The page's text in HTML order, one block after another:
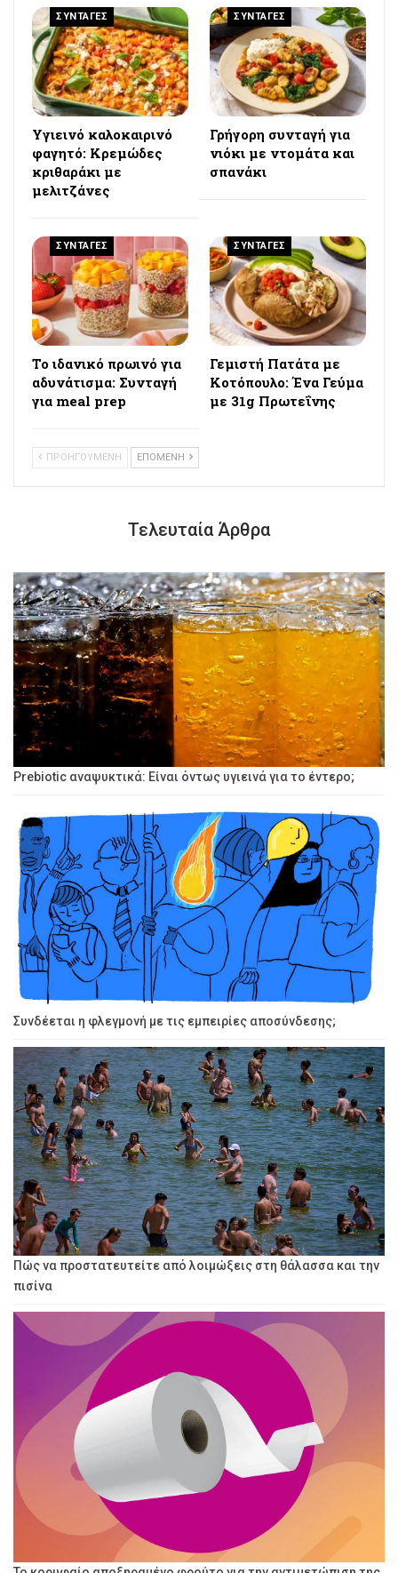
ΣΥΝΤΑΓΕΣ
Υγιεινό καλοκαιρινό
φαγητό: Κρεμώδες
κριθαράκι με
μελιτζάνες
ΣΥΝΤΑΓΕΣ
Γρήγορη συνταγή για
νιόκι με ντομάτα και
σπανάκι
ΣΥΝΤΑΓΕΣ
Το ιδανικό πρωινό για
αδυνάτισμα: Συνταγή
για meal prep
ΣΥΝΤΑΓΕΣ
Γεμιστή Πατάτα με
Κοτόπουλο: Ένα Γεύμα
με 31g Πρωτεΐνης
ΠΡΟΗΓΟΥΜΕΝΗ ΕΠΟΜΕΝΗ
Τελευταία Άρθρα
Prebiotic αναψυκτικά: Είναι όντως υγιεινά για το έντερο;
Συνδέεται η φλεγμονή με τις εμπειρίες αποσύνδεσης;
Πώς να προστατευτείτε από λοιμώξεις στη θάλασσα και την
πισίνα